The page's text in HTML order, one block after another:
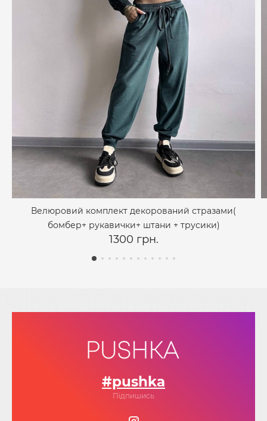
Велюровий комплект декорований стразами(
бомбер+ рукавички+ штани + трусики)
1300 грн.
#pushka
Підпишись